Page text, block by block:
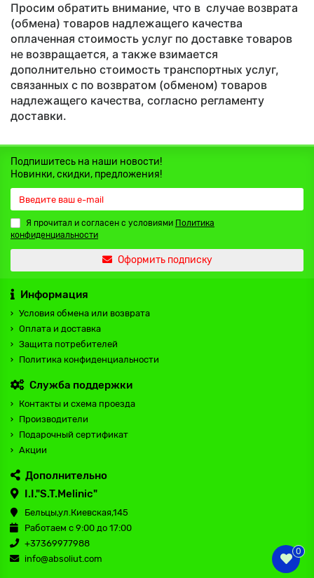
Просим обратить внимание, что в случае возврата
(обмена) товаров надлежащего качества
оплаченная стоимость услуг по доставке товаров
не возвращается, а также взимается
дополнительно стоимость транспортных услуг,
связанных с по возвратом (обменом) товаров
надлежащего качества, согласно регламенту
доставки.
Подпишитесь на наши новости!
Новинки, скидки, предложения!
Я прочитал и согласен с условиями Политика
конфиденциальности
Оформить подписку
Информация
Условия обмена или возврата
Оплата и доставка
Защита потребителей
Политика конфиденциальности
Служба поддержки
Контакты и схема проезда
Производители
Подарочный сертификат
Акции
Дополнительно
I.I."S.T.Melinic"
Бельцы,ул.Киевская,145
Работаем с 9:00 до 17:00
+37369977988
info@absoliut.com
0